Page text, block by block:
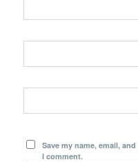
Save my name, email,
I comment.